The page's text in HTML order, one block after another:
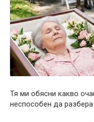
Тя ми обясни какво
неспособен да